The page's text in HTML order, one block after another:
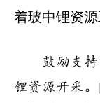
着玻中锂资
鼓励支
锂资源开采。